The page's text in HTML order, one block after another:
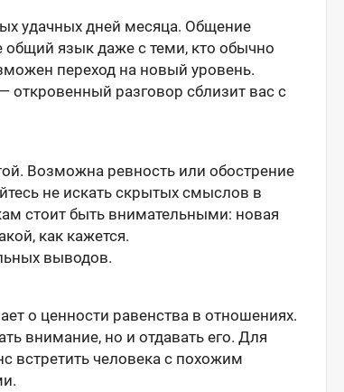
удачных дней месяца. Общение
общий язык даже с теми, кто обычно
переход на новый уровень.
откровенный разговор сблизит вас с
Возможна ревность или обострение
не искать скрытых смыслов в
стоит быть внимательными: новая
как кажется.
выводов.
о ценности равенства в отношениях.
внимание, но и отдавать его. Для
встретить человека с похожим